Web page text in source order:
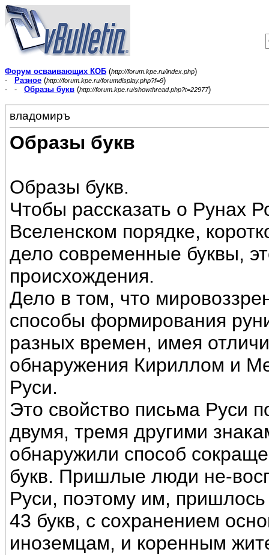
Форум осваивающих КОБ (http://forum.kpe.ru/index.php)
-
Разное (http://forum.kpe.ru/forumdisplay.php?f=9)
- - Образы букв (http://forum.kpe.ru/showthread.php?t=22977)
владомиръ
Образы букв
Образы букв.
Чтобы рассказать о Рунах
Вселенском порядке,
дело современные буквы,
происхождения.
Дело в том, что
способы формирования
разных времен, имея
обнаружения Кириллом и
Руси.
Это свойство письма Руси
двумя, тремя другими
обнаружили способ
букв. Пришлые люди не-
Руси, поэтому им,
43 букв, с сохранением
иноземцам, и коренным